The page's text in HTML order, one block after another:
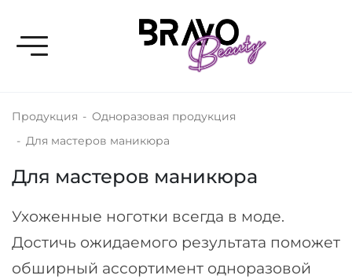
Toggle navigation
Продукция - Одноразовая продукция
- Для мастеров маникюра
Для мастеров маникюра
Ухоженные ноготки всегда в моде.
Достичь ожидаемого результата поможет
обширный ассортимент одноразовой